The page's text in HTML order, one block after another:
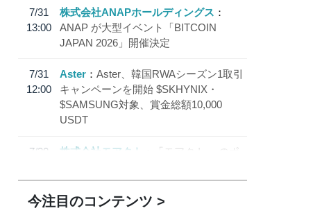
7/31
13:00
株式会社ANAPホールディングス
ANAP が大型イベント「BITCOIN
JAPAN 2026」開催決定
7/31
12:00
Aster
Aster、韓国RWAシーズン1取引
キャンペーンを開始 $SKHYNIX・
$SAMSUNG対象、賞金総額10,000
USDT
7/30
株式会社モアクト
「モアクト」 のポ
「 JPYC」を追加
今注目のコンテンツ